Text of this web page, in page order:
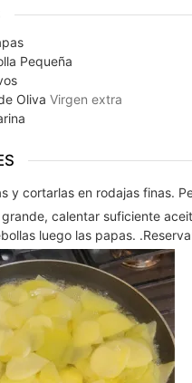
Pequeña
Oliva Virgen extra
y cortarlas en rodajas finas.
grande, calentar suficiente
luego las papas.